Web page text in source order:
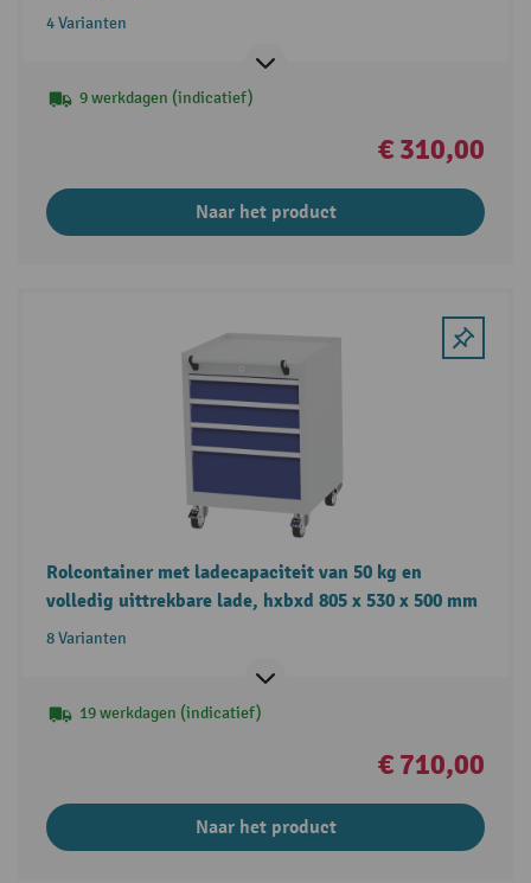
4 Varianten
9 werkdagen (indicatief)
€ 310,00
Naar het product
Rolcontainer met ladecapaciteit van 50 kg en
volledig uittrekbare lade, hxbxd 805 x 530 x 500 mm
8 Varianten
19 werkdagen (indicatief)
€ 710,00
Naar het product